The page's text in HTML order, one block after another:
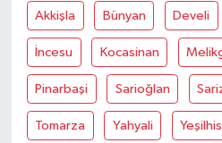
Akkişla Bünyan Develi
İncesu Kocasinan
Pinarbaşi Sarioğlan
Tomarza Yahyali